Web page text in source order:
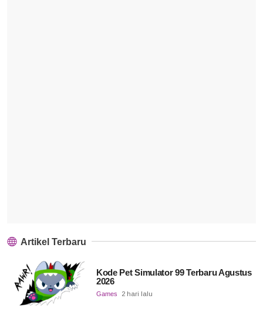
Artikel Terbaru
Kode Pet Simulator 99 Terbaru Agustus
2026
Games 2 hari lalu